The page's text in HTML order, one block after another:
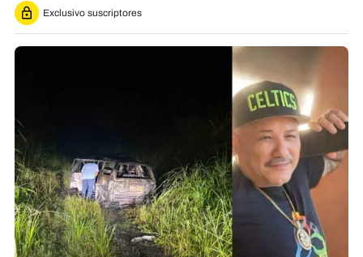
Exclusivo suscriptores